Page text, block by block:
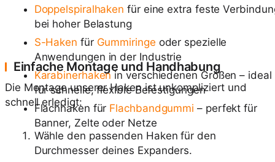
Doppelspiralhaken für eine extra feste
bei hoher Belastung
S-Haken für Gummiringe oder spezielle
Anwendungen in der Industrie
Karabinerhaken in verschiedenen Größen – ideal
für schnelle, flexible Befestigungen
Flachhaken für Flachbandgummi – perfekt für
Banner, Zelte oder Netze
Einfache Montage und Handhabung
Die Montage unserer Haken ist unkompliziert und
schnell erledigt:
Wähle den passenden Haken für den
Durchmesser deines Expanders.